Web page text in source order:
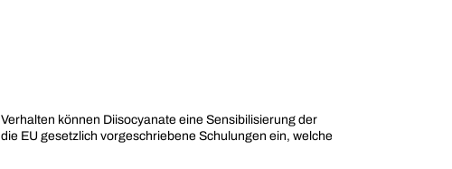
können Diisocyanate eine Sensibilisierung der
EU gesetzlich vorgeschriebene Schulungen ein, welche